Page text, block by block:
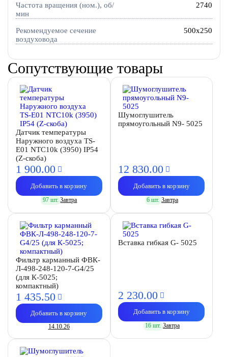
Частота вращения (ном.), об/
мин
2740
Рекомендуемое сечение
воздуховода
500x250
Сопутствующие товары
Датчик температуры
Наружного воздуха TS-
E01 NTC10k (3950) IP54
(Z-скоба)
1 900.00
Добавить в корзину
97 шт. Завтра
Шумоглушитель
прямоугольный N9- 5025
12 830.00
Добавить в корзину
6 шт. Завтра
Фильтр карманный ФВК-
Л-498-248-120-7-G4/25
(для К-5025;
компактный)
1 435.50
Добавить в корзину
14.10.26
Вставка гибкая G- 5025
2 230.00
Добавить в корзину
16 шт. Завтра